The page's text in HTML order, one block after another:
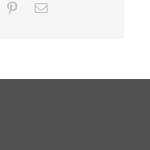
Pinterest
E-